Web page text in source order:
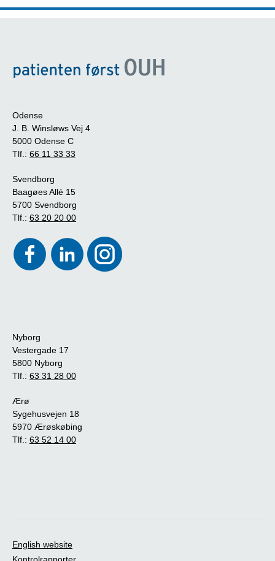
Odense
J. B. Winsløws Vej 4
5000 Odense C
Tlf.: 66 11 33 33
Svendborg
Baagøes Allé 15
5700 Svendborg
Tlf.: 63 20 20 00
Nyborg
Vestergade 17
5800 Nyborg
Tlf.: 63 31 28 00
Ærø
Sygehusvejen 18
5970 Ærøskøbing
Tlf.: 63 52 14 00
English website